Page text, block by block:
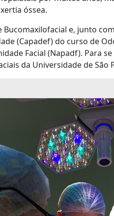
óssea.
e, junto
(Capadef) do curso de
Facial (Napadf). Para
da Universidade de São